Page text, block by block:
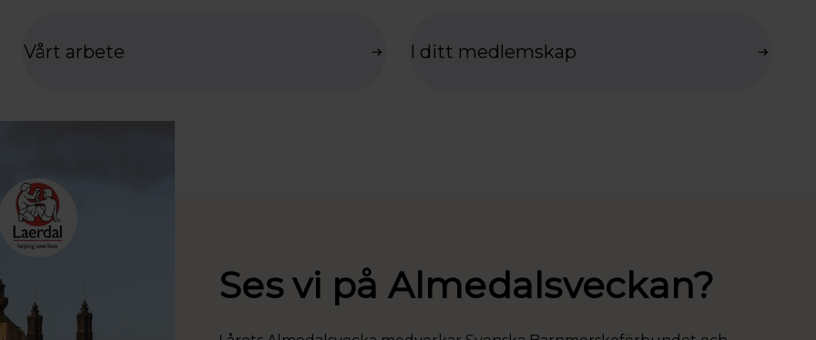
Vårt arbete I ditt medlemskap
Ses vi på Almedalsveckan?